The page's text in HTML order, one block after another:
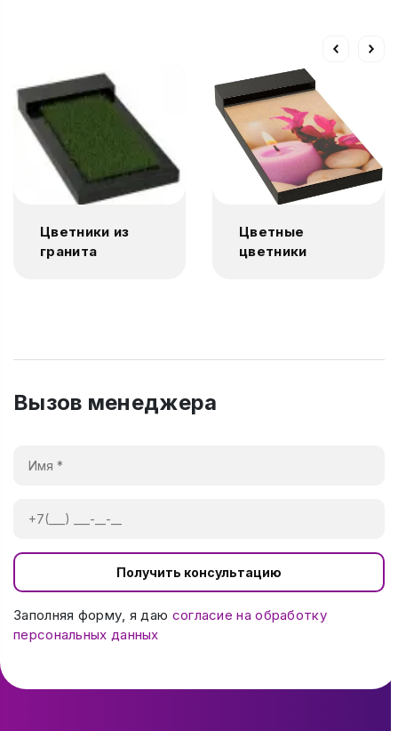
Цветники из
гранита
Цветные
цветники
Вызов менеджера
Получить консультацию
Заполняя форму, я даю согласие на обработку
персональных данных